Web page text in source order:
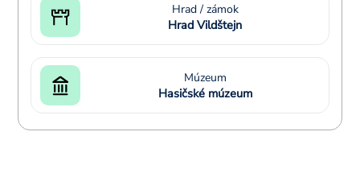
Hrad / zámok
Hrad Vildštejn
Múzeum
Hasičské múzeum